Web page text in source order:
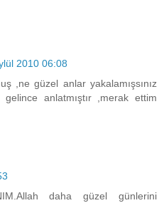
2010 06:08
,ne güzel anlar yakalamışsınız
anlatmıştır ,merak ettim
daha güzel günlerini